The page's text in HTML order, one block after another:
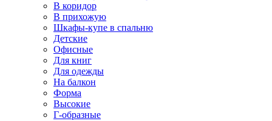
В коридор
В прихожую
Шкафы-купе в спальню
Детские
Офисные
Для книг
Для одежды
На балкон
Форма
Высокие
Г-образные